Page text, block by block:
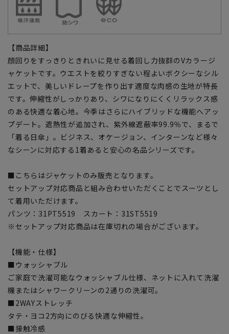
【商品詳細】
顔回りをすっきりときれいに見せる着回し力抜群のVカラージ
ャケットです。ウエストを絞りすぎない程よいボクシーなシル
エットで、美しいドレープを作り出す適度な肉感の生地が特長
です。伸縮性がしっかりあり、シワになりにくくリラックス感
のある快適な着心地。今季はさらにハイブリッドな機能へアッ
プデート。遮熱性が追加され、紫外線遮蔽率99.9％で、まるで
「着る日傘」。ビジネス、オケージョン、インターンなど様々
なシーンに対応する1着あると安心の名品シリーズです。
■こちらはジャケットのみ販売となります。
セットアップ対応商品と組み合わせいただくことでスーツとし
て着用いただけます。
パンツ：31PT5519 スカート：31ST5519
※セットアップ対応商品は在庫切れの場合がございます。
【機能・仕様】
■ウォッシャブル
ご家庭で洗濯可能なウォッシャブル仕様、ネットに入れて洗濯
機またはシャワークリーンの2通りの洗濯可。
■2WAYストレッチ
タテ・ヨコ2方向にのびる快適な伸縮性。
■接触冷感